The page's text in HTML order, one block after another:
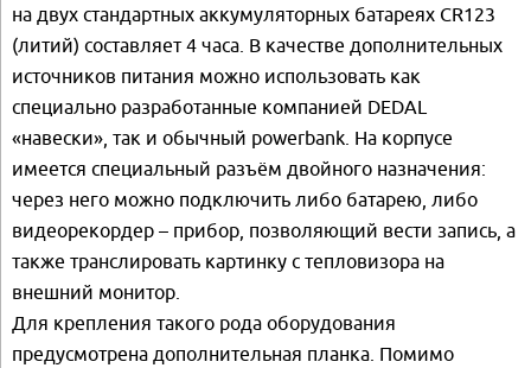
на двух стандартных аккумуляторных батареях CR123
(литий) составляет 4 часа. В качестве дополнительных
источников питания можно использовать как
специально разработанные компанией DEDAL
«навески», так и обычный powerbank. На корпусе
имеется специальный разъём двойного назначения:
через него можно подключить либо батарею, либо
видеорекордер – прибор, позволяющий вести запись, а
также транслировать картинку с тепловизора на
внешний монитор.
Для крепления такого рода оборудования
предусмотрена дополнительная планка. Помимо